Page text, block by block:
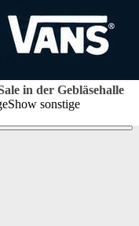
in der Gebläsehalle
Show sonstige